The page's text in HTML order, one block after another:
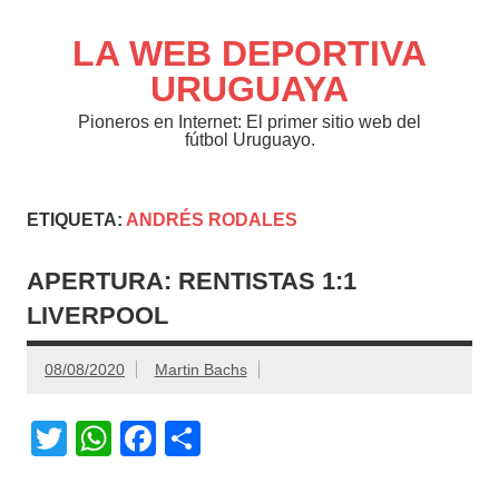
contenidoLA WEB DEPORTIVA
URUGUAYA
Pioneros en Internet: El primer sitio web del
fútbol Uruguayo.
ETIQUETA: ANDRÉS RODALES
APERTURA: RENTISTAS 1:1
LIVERPOOL
08/08/2020 Martin Bachs
T
W
F